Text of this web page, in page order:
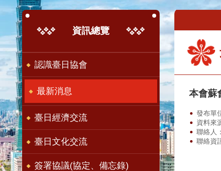
:::
資訊總覽
認識臺日協會
最新消息
臺日經濟交流
臺日文化交流
簽署協議(協定、備忘錄)
:::
本會蘇
發布單
資料來
聯絡人
聯絡資